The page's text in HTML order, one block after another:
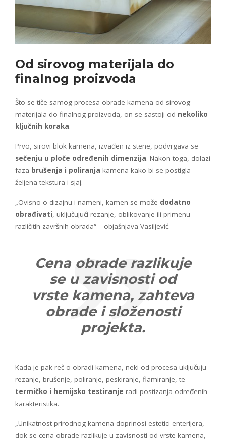
Od sirovog materijala do
finalnog proizvoda
Što se tiče samog procesa obrade kamena od sirovog
materijala do finalnog proizvoda, on se sastoji od nekoliko
ključnih koraka.
Prvo, sirovi blok kamena, izvađen iz stene, podvrgava se
sečenju u ploče određenih dimenzija. Nakon toga, dolazi
faza brušenja i poliranja kamena kako bi se postigla
željena tekstura i sjaj.
„Ovisno o dizajnu i nameni, kamen se može dodatno
obrađivati, uključujući rezanje, oblikovanje ili primenu
različitih završnih obrada“ – objašnjava Vasiljević.
Cena obrade razlikuje
se u zavisnosti od
vrste kamena, zahteva
obrade i složenosti
projekta.
Kada je pak reč o obradi kamena, neki od procesa uključuju
rezanje, brušenje, poliranje, peskiranje, flamiranje, te
termičko i hemijsko testiranje radi postizanja određenih
karakteristika.
„Unikatnost prirodnog kamena doprinosi estetici enterijera,
dok se cena obrade razlikuje u zavisnosti od vrste kamena,